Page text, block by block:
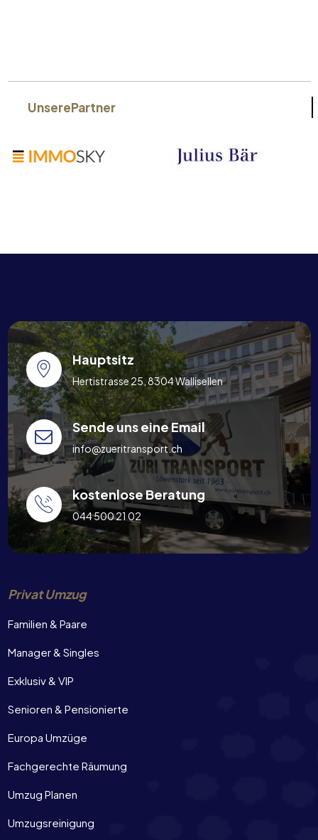
UnserePartner
Hauptsitz
Hertistrasse 25, 8304 Wallisellen
Sende uns eine Email
info@zueritransport.ch
kostenlose Beratung
044 500 21 02
Privat Umzug
Familien & Paare
Manager & Singles
Exklusiv & VIP
Senioren & Pensionierte
Europa Umzüge
Fachgerechte Räumung
Umzug Planen
Umzugsreinigung